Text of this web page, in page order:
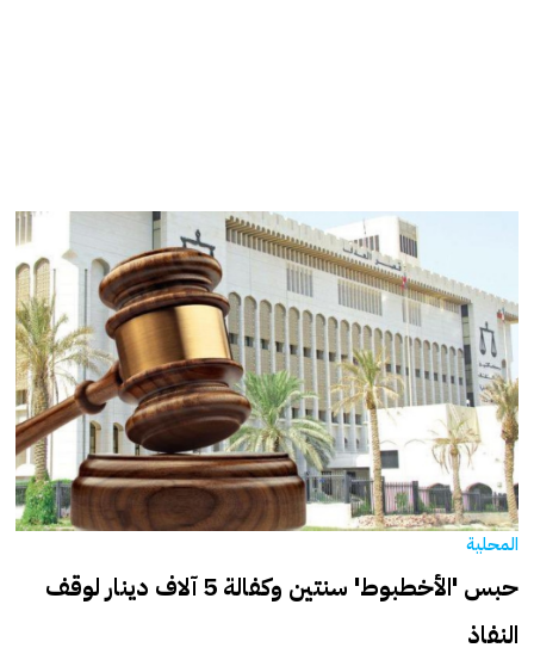
المحلية
حبس 'الأخطبوط' سنتين وكفالة 5 آلاف دينار لوقف
النفاذ